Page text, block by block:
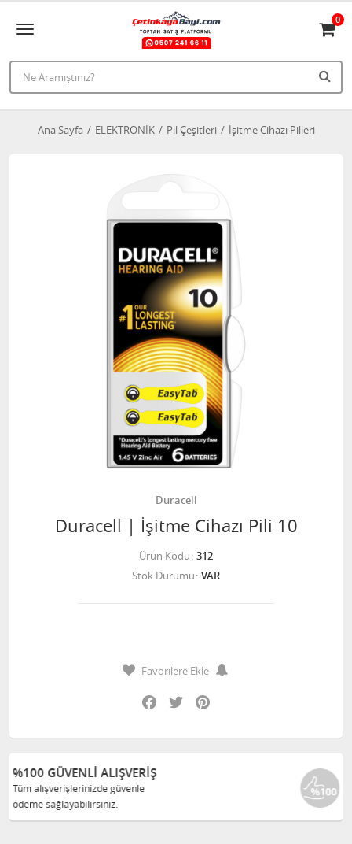
0
Ana Sayfa ELEKTRONİK Pil Çeşitleri İşitme Cihazı Pilleri
Duracell
Duracell | İşitme Cihazı Pili 10
Ürün Kodu 312
Stok Durumu VAR
Favorilere Ekle
Facebook
Twitter
%100 ORJINAL ÜRÜNLER
Tüm ürünlerimiz ilgili üreticiden